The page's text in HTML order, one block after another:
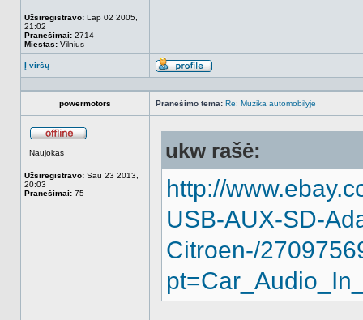
Užsiregistravo: Lap 02 2005,
21:02
Pranešimai: 2714
Miestas: Vilnius
Į viršų
Aprašymas
powermotors Pranešimo tema: Re: Muzika automobilyje
Naujokas
Užsiregistravo: Sau 23 2013,
20:03
Pranešimai: 75
ukw rašė:
http://
USB-AUX-SD-
Citroen-/